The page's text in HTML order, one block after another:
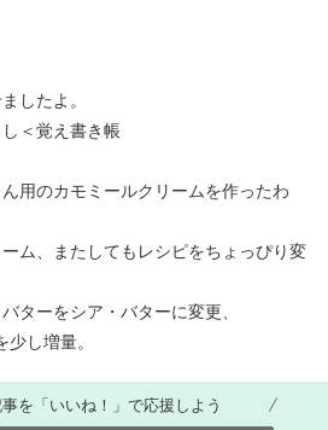
したよ。
＜覚え書き帳
用のカモミールクリームを作ったわ
ム、またしてもレシピをちょっぴり変
ターをシア・バターに変更、
し増量。
を「いいね！」で応援しよう